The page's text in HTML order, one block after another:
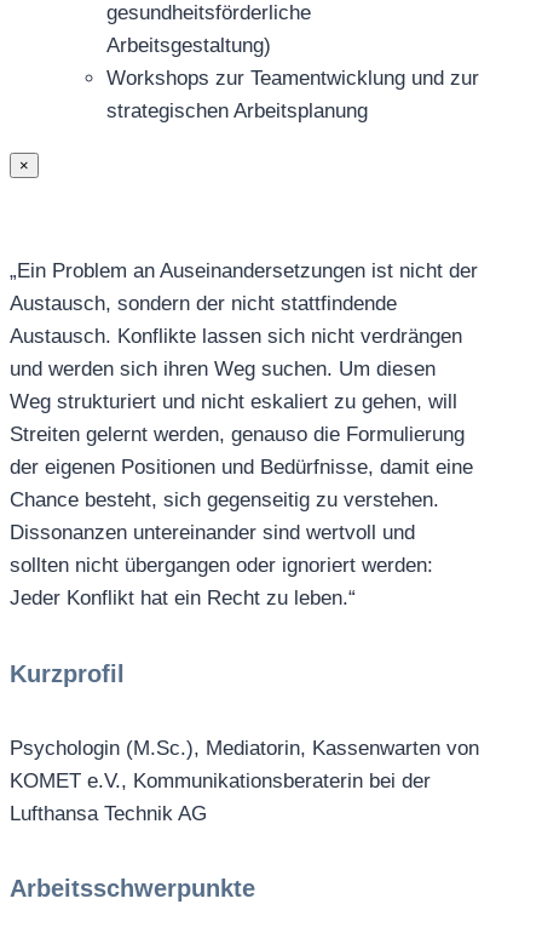
gesundheitsförderliche
Arbeitsgestaltung)
Workshops zur Teamentwicklung und zur
strategischen Arbeitsplanung
×
„Ein Problem an Auseinandersetzungen ist nicht der
Austausch, sondern der nicht stattfindende
Austausch. Konflikte lassen sich nicht verdrängen
und werden sich ihren Weg suchen. Um diesen
Weg strukturiert und nicht eskaliert zu gehen, will
Streiten gelernt werden, genauso die Formulierung
der eigenen Positionen und Bedürfnisse, damit eine
Chance besteht, sich gegenseitig zu verstehen.
Dissonanzen untereinander sind wertvoll und
sollten nicht übergangen oder ignoriert werden:
Jeder Konflikt hat ein Recht zu leben.“
Kurzprofil
Psychologin (M.Sc.), Mediatorin, Kassenwarten von
KOMET e.V., Kommunikationsberaterin bei der
Lufthansa Technik AG
Arbeitsschwerpunkte